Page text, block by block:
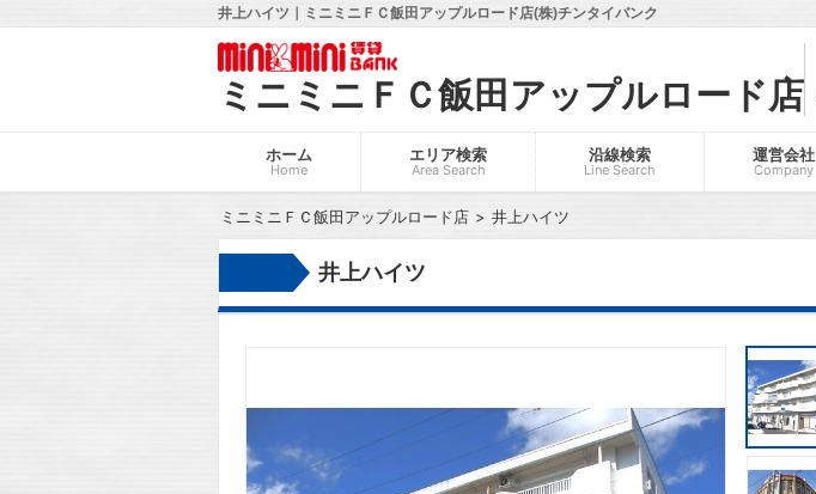
井上ハイツ｜ミニミニＦＣ飯田アップルロード店(株)チンタイバンク
ミニミニＦＣ飯田アップルロード店
ホーム
Home
エリア検索
Area Search
沿線検索
Line Search
運営会社
Company
ミニミニＦＣ飯田アップルロード店 井上ハイツ
井上ハイツ